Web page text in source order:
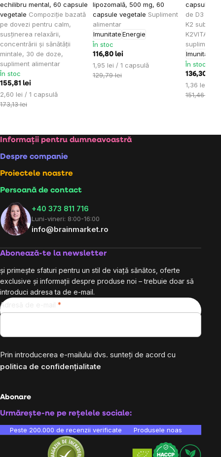
echilibru mental, 60 capsule
vegetale Compoziție bazată
pe dovezi pentru calm,
susținerea relaxării,
concentrării și sănătății
mintale, 30 de doze,
supliment alimentar
În stoc
155,81 lei
Evaluare
preţ:
2,60 lei / 1 capsulă
173,13 lei
lipozomală, 500 mg, 60
capsule vegetale Supliment
alimentar
ImunitateEnergie
În stoc
116,80 lei
Evaluare
preţ:
1,95 lei / 1 capsulă
129,79 lei
capsule
de D3 și
K2 sub
supliment
Imunitate
În stoc
136,30 lei
Evaluare
preţ:
1,36 lei / 1
151,46 lei
Subsol
Informații pentru dumneavoastră
Despre companie
Proiectele noastre
Persoană de contact
+40 373 811 716
Luni-vineri: 8:00-16:00
info@brainmarket.ro
Abonează-te la newsletter
și primește sfaturi pentru un stil de viață sănătos, oferte
exclusive și informații despre produse noi – trebuie doar să
introduci adresa ta de e-mail.
Adresă de e-mail
Prin introducerea e-mailului dvs. sunteți de acord cu
politica de confidențialitate
Abonare
Urmărește-ne pe rețelele sociale:
Peste 200.000 de recenzii verificate Produsele noastre sunt